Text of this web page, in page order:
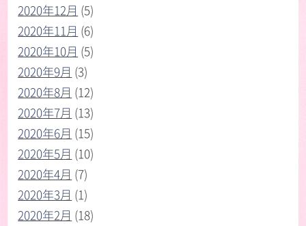
2020年12月 (5)
2020年11月 (6)
2020年10月 (5)
2020年9月 (3)
2020年8月 (12)
2020年7月 (13)
2020年6月 (15)
2020年5月 (10)
2020年4月 (7)
2020年3月 (1)
2020年2月 (18)